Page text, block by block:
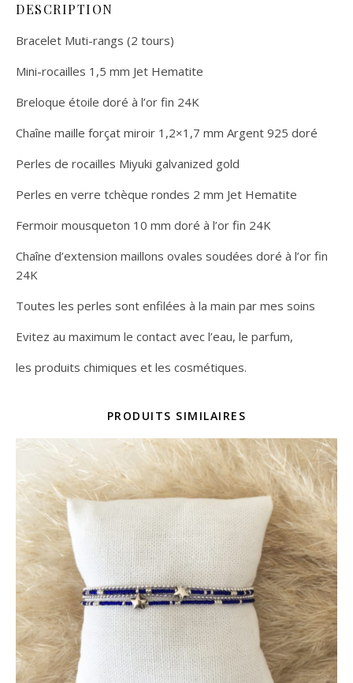
DESCRIPTION
Bracelet Muti-rangs (2 tours)
Mini-rocailles 1,5 mm Jet Hematite
Breloque étoile doré à l’or fin 24K
Chaîne maille forçat miroir 1,2×1,7 mm Argent 925 doré
Perles de rocailles Miyuki galvanized gold
Perles en verre tchèque rondes 2 mm Jet Hematite
Fermoir mousqueton 10 mm doré à l’or fin 24K
Chaîne d’extension maillons ovales soudées doré à l’or fin
24K
Toutes les perles sont enfilées à la main par mes soins
Evitez au maximum le contact avec l’eau, le parfum,
les produits chimiques et les cosmétiques.
PRODUITS SIMILAIRES